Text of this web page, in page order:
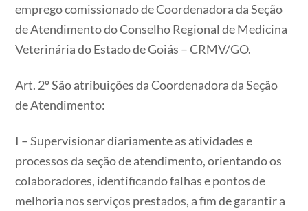
emprego comissionado de Coordenadora da Seção
de Atendimento do Conselho Regional de Medicina
Veterinária do Estado de Goiás – CRMV/GO.
Art. 2º São atribuições da Coordenadora da Seção
de Atendimento:
I – Supervisionar diariamente as atividades e
processos da seção de atendimento, orientando os
colaboradores, identificando falhas e pontos de
melhoria nos serviços prestados, a fim de garantir a